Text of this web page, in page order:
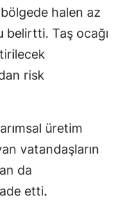
halen az
belirtti. Taş ocağı
risk
üretim
vatandaşların
da
etti.